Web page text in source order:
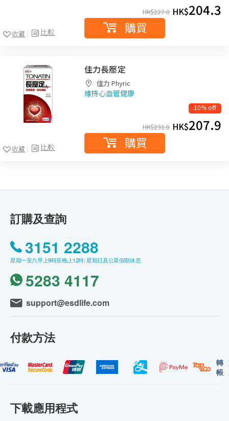
比較
收藏
HK$227.0 HK$204.3
購買
比較
收藏
佳力長壓定
佳力 Phyric
維持心血管健康
10% off
HK$231.0 HK$207.9
購買
訂購及查詢
3151 2288
星期一至六早上9時至晚上12時; 星期日及公眾假期休息
5283 4117
support@esdlife.com
付款方法
轉
帳
下載應用程式